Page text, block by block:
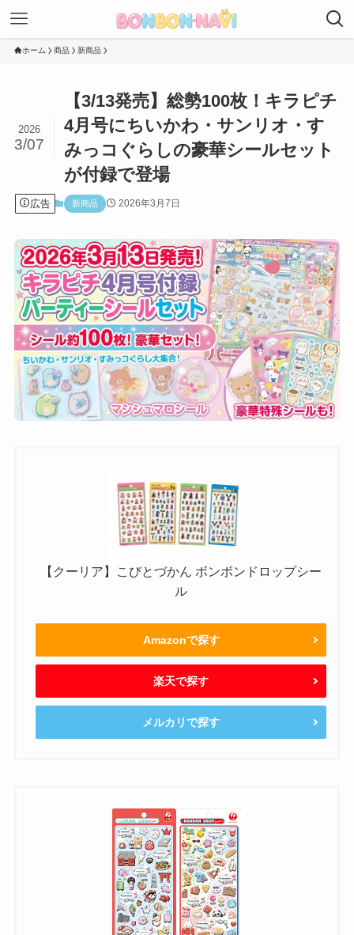
ホーム 商品 新商品
【3/13発売】総勢100枚！キラピチ
4月号にちいかわ・サンリオ・す
みっコぐらしの豪華シールセット
が付録で登場
2026
3/07
広告 新商品 2026年3月7日
【クーリア】こびとづかん ボンボンドロップシー
ル
Amazonで探す
楽天で探す
メルカリで探す